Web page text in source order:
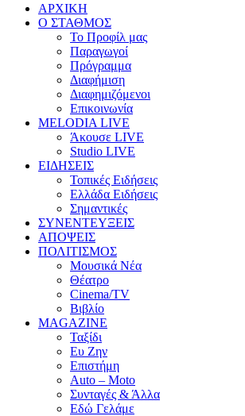
ΑΡΧΙΚΗ
Ο ΣΤΑΘΜΟΣ
Το Προφίλ μας
Παραγωγοί
Πρόγραμμα
Διαφήμιση
Διαφημιζόμενοι
Επικοινωνία
MELODIA LIVE
Άκουσε LIVE
Studio LIVE
ΕΙΔΗΣΕΙΣ
Τοπικές Ειδήσεις
Ελλάδα Ειδήσεις
Σημαντικές
ΣΥΝΕΝΤΕΥΞΕΙΣ
ΑΠΟΨΕΙΣ
ΠΟΛΙΤΙΣΜΟΣ
Μουσικά Νέα
Θέατρο
Cinema/TV
Βιβλίο
MAGAZINE
Ταξίδι
Ευ Ζην
Επιστήμη
Auto – Moto
Συνταγές & Άλλα
Εδώ Γελάμε